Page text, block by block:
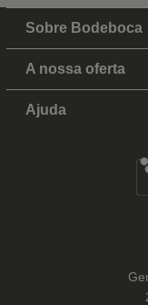
Sobre Bodeboca
A nossa oferta
Ajuda